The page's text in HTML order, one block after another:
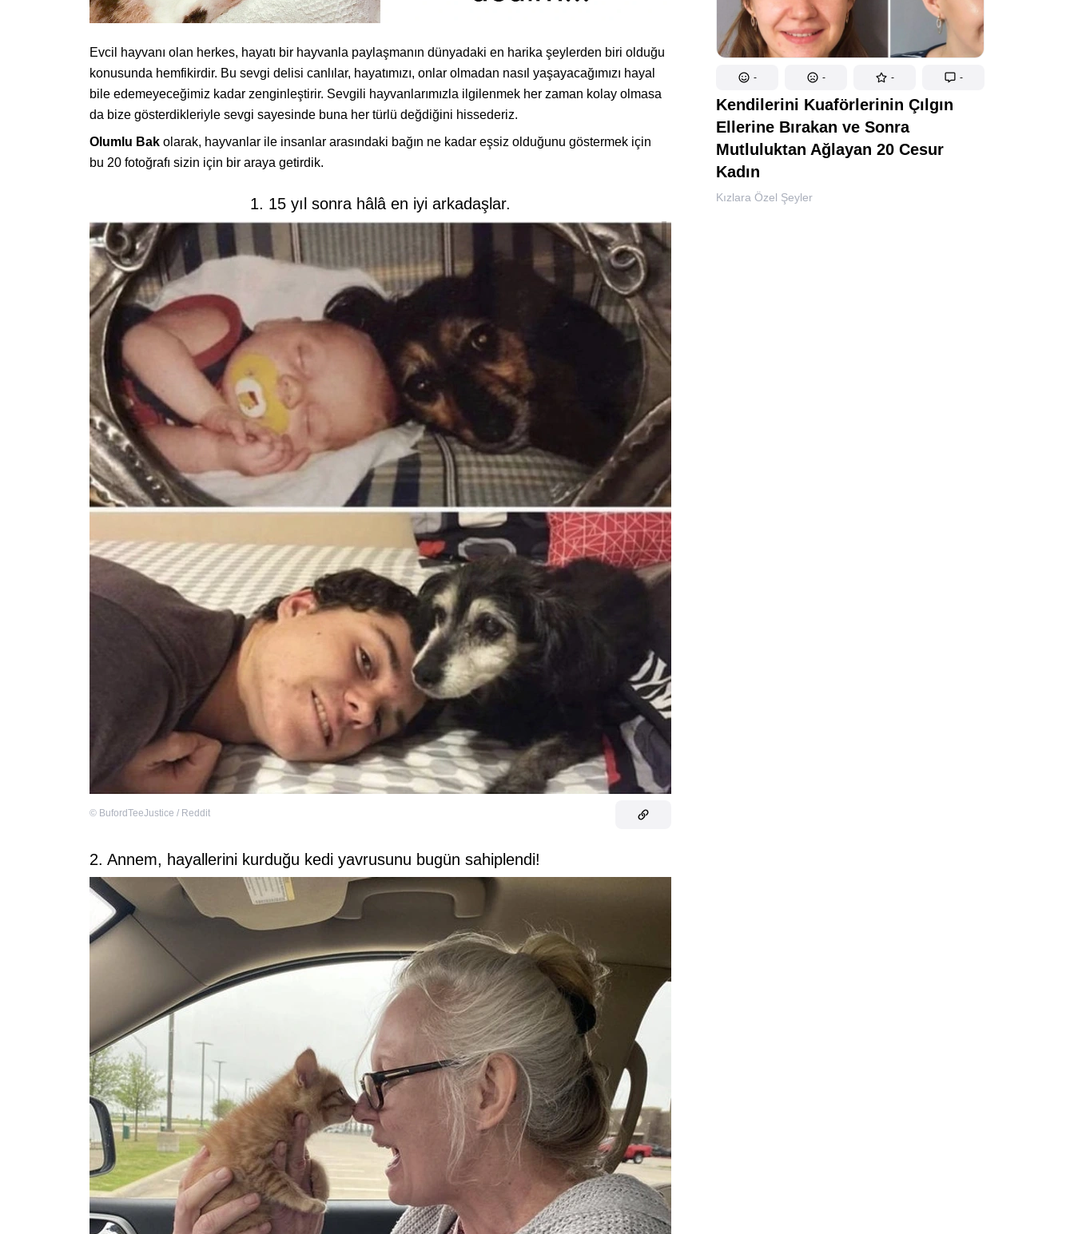
- - - -
Kendilerini Kuaförlerinin Çılgın
Ellerine Bırakan ve Sonra
Mutluluktan Ağlayan 20 Cesur
Kadın
Kızlara Özel Şeyler
Evcil hayvanı olan herkes, hayatı bir hayvanla paylaşmanın dünyadaki en harika şeylerden biri olduğu
konusunda hemfikirdir. Bu sevgi delisi canlılar, hayatımızı, onlar olmadan nasıl yaşayacağımızı hayal
bile edemeyeceğimiz kadar zenginleştirir. Sevgili hayvanlarımızla ilgilenmek her zaman kolay olmasa
da bize gösterdikleriyle sevgi sayesinde buna her türlü değdiğini hissederiz.
Olumlu Bak olarak, hayvanlar ile insanlar arasındaki bağın ne kadar eşsiz olduğunu göstermek için
bu 20 fotoğrafı sizin için bir araya getirdik.
1. 15 yıl sonra hâlâ en iyi arkadaşlar.
© BufordTeeJustice / Reddit
2. Annem, hayallerini kurduğu kedi yavrusunu bugün sahiplendi!